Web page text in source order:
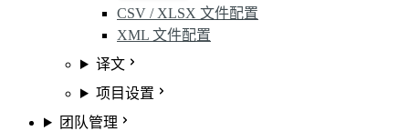
CSV / XLSX 文件配置
XML 文件配置
译文
项目设置
团队管理